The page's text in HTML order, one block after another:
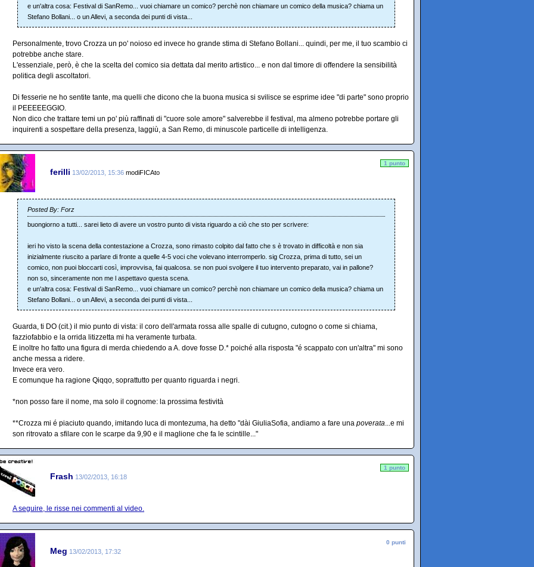
e un'altra cosa: Festival di SanRemo... vuoi chiamare un comico? perchè non chiamare un comico della musica? chiama un
Stefano Bollani... o un Allevi, a seconda dei punti di vista...
Personalmente, trovo Crozza un po' noioso ed invece ho grande stima di Stefano Bollani... quindi, per me, il tuo scambio ci
potrebbe anche stare.
L'essenziale, però, è che la scelta del comico sia dettata dal merito artistico... e non dal timore di offendere la sensibilità
politica degli ascoltatori.
Di fesserie ne ho sentite tante, ma quelli che dicono che la buona musica si svilisce se esprime idee "di parte" sono proprio
il PEEEEEGGIO.
Non dico che trattare temi un po' più raffinati di "cuore sole amore" salverebbe il festival, ma almeno potrebbe portare gli
inquirenti a sospettare della presenza, laggiù, a San Remo, di minuscole particelle di intelligenza.
ferilli 13/02/2013, 15:36 modiFICAto
1 punto
Posted By: Forz
buongiorno a tutti... sarei lieto di avere un vostro punto di vista riguardo a ciò che sto per scrivere:
ieri ho visto la scena della contestazione a Crozza, sono rimasto colpito dal fatto che s è trovato in difficoltà e non sia
inizialmente riuscito a parlare di fronte a quelle 4-5 voci che volevano interromperlo. sig Crozza, prima di tutto, sei un
comico, non puoi bloccarti così, improvvisa, fai qualcosa. se non puoi svolgere il tuo intervento preparato, vai in pallone?
non so, sinceramente non me l aspettavo questa scena.
e un'altra cosa: Festival di SanRemo... vuoi chiamare un comico? perchè non chiamare un comico della musica? chiama un
Stefano Bollani... o un Allevi, a seconda dei punti di vista...
Guarda, ti DO (cit.) il mio punto di vista: il coro dell'armata rossa alle spalle di cutugno, cutogno o come si chiama,
fazziofabbio e la orrida litizzetta mi ha veramente turbata.
E inoltre ho fatto una figura di merda chiedendo a A. dove fosse D.* poiché alla risposta "é scappato con un'altra" mi sono
anche messa a ridere.
Invece era vero.
E comunque ha ragione Qiqqo, soprattutto per quanto riguarda i negri.
*non posso fare il nome, ma solo il cognome: la prossima festività
**Crozza mi é piaciuto quando, imitando luca di montezuma, ha detto "dài GiuliaSofia, andiamo a fare una poverata...e mi
son ritrovato a sfilare con le scarpe da 9,90 e il maglione che fa le scintille..."
Frash 13/02/2013, 16:18
1 punto
A seguire, le risse nei commenti al video.
Meg 13/02/2013, 17:32
0 punti